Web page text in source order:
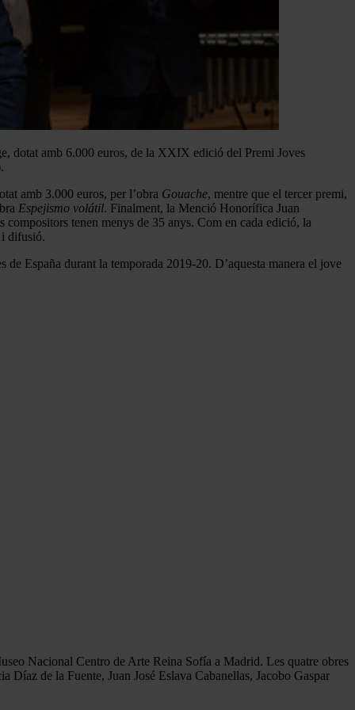
dotat amb 6.000 euros, de la XXIX edició del Premi Joves
amb 3.000 euros, per l’obra Gouache, mentre que el tercer premi,
Espejismo volátil. Finalment, la Menció Honorífica Juan
compositors tenen menys de 35 anys. Com en cada edició, la
i difusió.
España durant la temporada 2019-20. D’aquesta manera el jove
Nacional Centro de Arte Reina Sofía a Madrid. Les quatre obres
de la Fuente, Juan José Eslava Cabanellas, Jacobo Gaspar